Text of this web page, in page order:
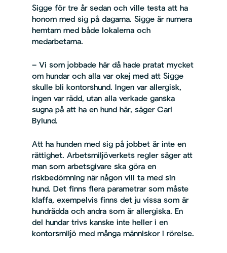
Sigge för tre år sedan och ville testa att ha
honom med sig på dagarna. Sigge är numera
hemtam med både lokalerna och
medarbetarna.
– Vi som jobbade här då hade pratat mycket
om hundar och alla var okej med att Sigge
skulle bli kontorshund. Ingen var allergisk,
ingen var rädd, utan alla verkade ganska
sugna på att ha en hund här, säger Carl
Bylund.
Att ha hunden med sig på jobbet är inte en
rättighet. Arbetsmiljöverkets regler säger att
man som arbetsgivare ska göra en
riskbedömning när någon vill ta med sin
hund. Det finns flera parametrar som måste
klaffa, exempelvis finns det ju vissa som är
hundrädda och andra som är allergiska. En
del hundar trivs kanske inte heller i en
kontorsmiljö med många människor i rörelse.